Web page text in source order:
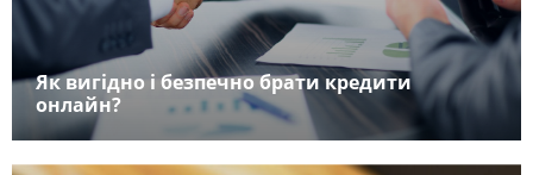
Як вигідно і безпечно брати кредити
онлайн?